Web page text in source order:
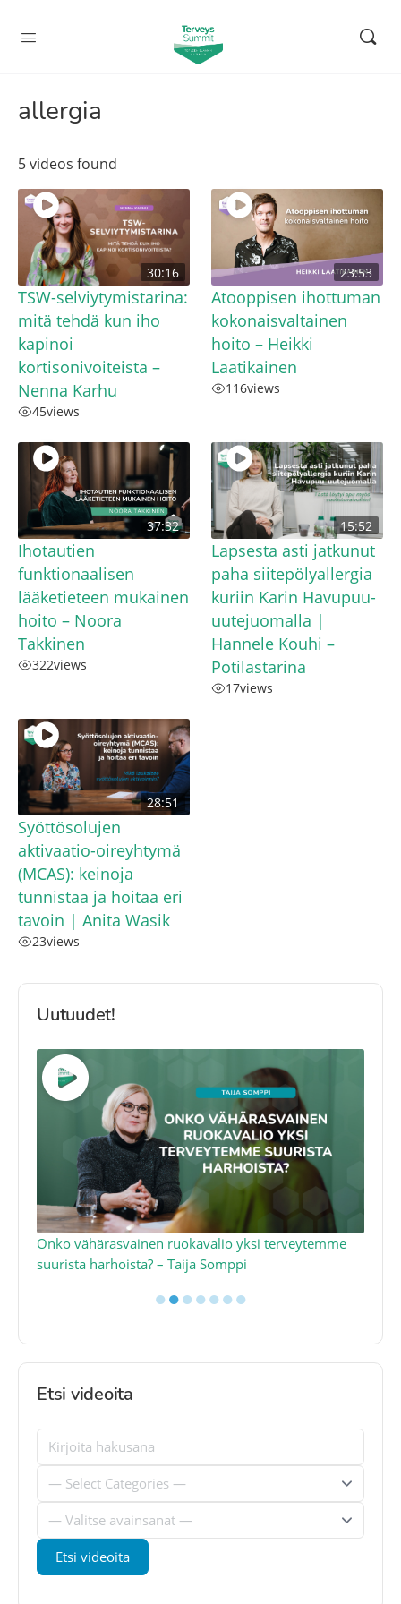
allergia
5 videos found
30:16
TSW-selviytymistarina:
mitä tehdä kun iho
kapinoi
kortisonivoiteista –
Nenna Karhu
45views
23:53
Atooppisen ihottuman
kokonaisvaltainen
hoito – Heikki
Laatikainen
116views
37:32
Ihotautien
funktionaalisen
lääketieteen mukainen
hoito – Noora
Takkinen
322views
15:52
Lapsesta asti jatkunut
paha siitepölyallergia
kuriin Karin Havupuu-
uutejuomalla |
Hannele Kouhi –
Potilastarina
17views
28:51
Syöttösolujen
aktivaatio-oireyhtymä
(MCAS): keinoja
tunnistaa ja hoitaa eri
tavoin | Anita Wasik
23views
Uutuudet!
Onko vähärasvainen ruokavalio yksi terveytemme
suurista harhoista? – Taija Somppi
●●●●●●●
Etsi videoita